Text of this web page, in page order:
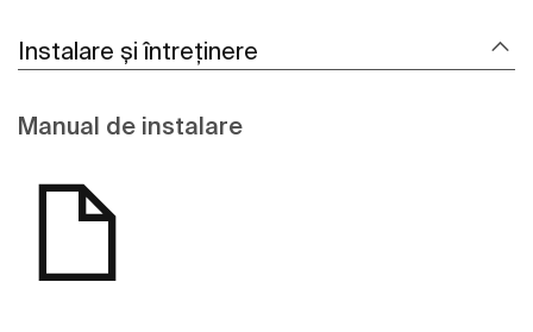
Instalare și întreținere
Manual de instalare